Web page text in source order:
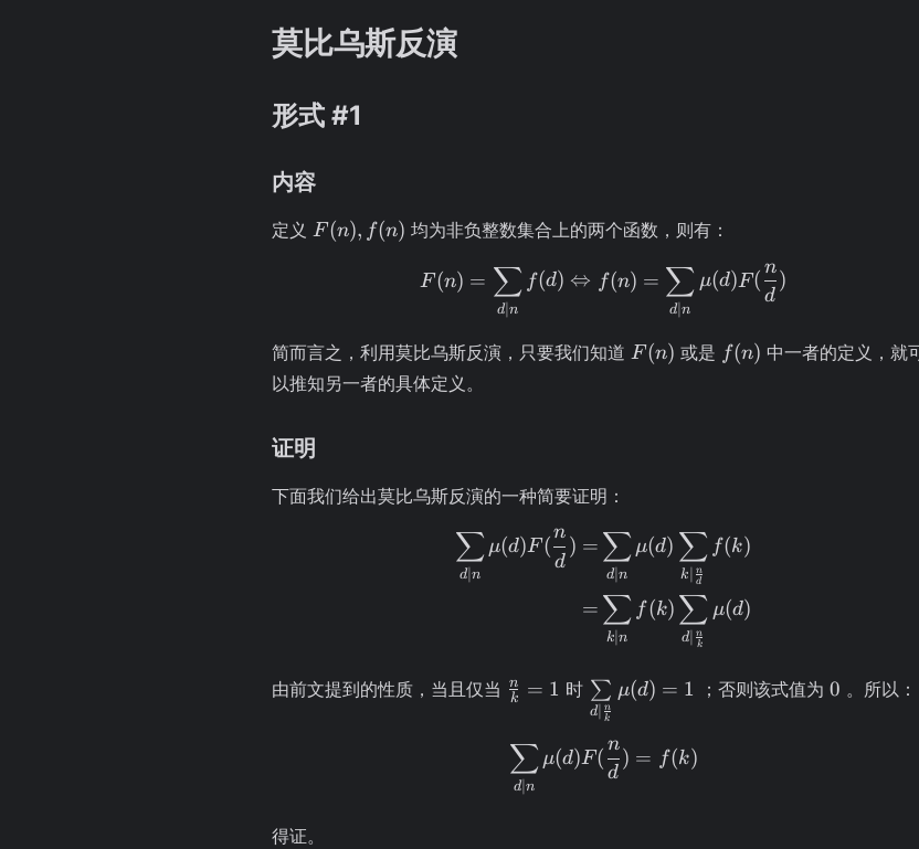
(-1)^k\binom{k}
{i}
莫比乌斯反演
形式 #1
内容
定义 F(n),
F (n), f(n) 均为非负整数集合上的两个函数，则有：
F(n) = \sum\limits_{d \mid
F(n) =
d∣ n
∑ f(d) ⇔ f(n) =
d∣n
∑ μ(d)F(
d
n
)
简而言之，利用莫比乌斯反演，只要我们知道 F(n)
F (n) 或是 f(n)
f(n) 中一者的定义，就
以推知另一者的具体定义。
证明
下面我们给出莫比乌斯反演的一种简要证明：
\begin{aligned}
d∣n
∑ μ(d)F (
d
n
) =
=
d∣n
∑ μ(d)
k d
n
∑ f(k)
k ∣n
∑ f(k)
d∣ k
n
∑ μ(d)
由前文提到的性质，当且仅当 \frac{n}
{k} = 1
k
n = 1 时 \sum\limits_{d
\mid \frac{n}
{k}} \mu(d) =
1
d∣ k
n
∑ μ(d) = 1 ；否则该式值为0
0 。所以：
\begin{aligned} \sum\limits_{d
d∣ n
∑ μ(d)F(
d
n
) = f(k)
得证。